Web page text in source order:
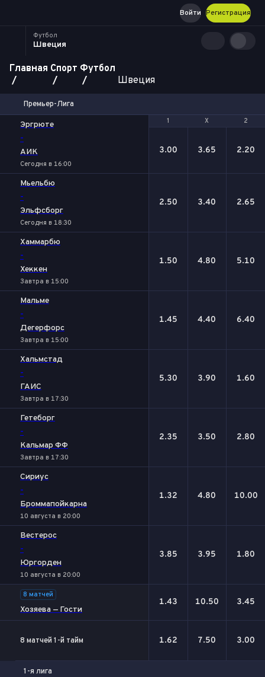
Регистрация
Войти
Футбол
Швеция
Главная Спорт Футбол
Швеция
Премьер-Лига
1 Х 2
Эргрюте
-
АИК
Сегодня в 16:00
1 Х 2
3.00 3.65 2.20
Мьельбю
-
Эльфсборг
Сегодня в 18:30
2.50 3.40 2.65
Хаммарбю
-
Хеккен
Завтра в 15:00
1.50 4.80 5.10
Мальме
-
Дегерфорс
Завтра в 15:00
1.45 4.40 6.40
Хальмстад
-
ГАИС
Завтра в 17:30
5.30 3.90 1.60
Гетеборг
-
Кальмар ФФ
Завтра в 17:30
2.35 3.50 2.80
Сириус
-
Броммапойкарна
10 августа в 20:00
1.32 4.80 10.00
Вестерос
-
Юргорден
10 августа в 20:00
3.85 3.95 1.80
8 матчей
Хозяева — Гости
1.43 10.50 3.45
8 матчей 1-й тайм 1.62 7.50 3.00
1-я лига